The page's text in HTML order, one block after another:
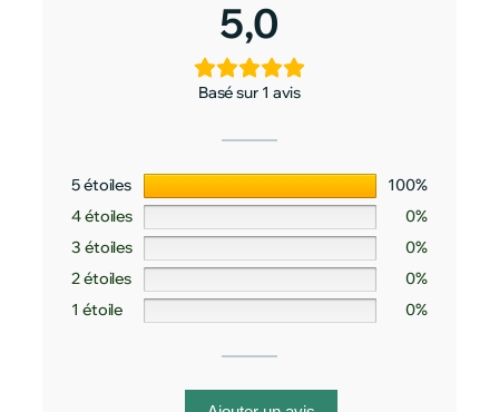
5,0
Basé sur 1 avis
5 étoiles
100%
4 étoiles
0%
3 étoiles
0%
2 étoiles
0%
1 étoile
0%